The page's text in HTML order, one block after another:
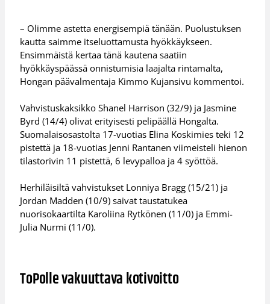
– Olimme astetta energisempiä tänään. Puolustuksen
kautta saimme itseluottamusta hyökkäykseen.
Ensimmäistä kertaa tänä kautena saatiin
hyökkäyspäässä onnistumisia laajalta rintamalta,
Hongan päävalmentaja Kimmo Kujansivu kommentoi.
Vahvistuskaksikko Shanel Harrison (32/9) ja Jasmine
Byrd (14/4) olivat erityisesti pelipäällä Hongalta.
Suomalaisosastolta 17-vuotias Elina Koskimies teki 12
pistettä ja 18-vuotias Jenni Rantanen viimeisteli hienon
tilastorivin 11 pistettä, 6 levypalloa ja 4 syöttöä.
Herhiläisiltä vahvistukset Lonniya Bragg (15/21) ja
Jordan Madden (10/9) saivat taustatukea
nuorisokaartilta Karoliina Rytkönen (11/0) ja Emmi-
Julia Nurmi (11/0).
ToPolle vakuuttava kotivoitto